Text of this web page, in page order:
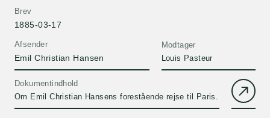
Afsender
Emil Christian Hansen
Brev
1885-03-17
Modtager
Louis Pasteur
Dokumentindhold
Om Emil Christian Hansens forestående rejse til Paris.